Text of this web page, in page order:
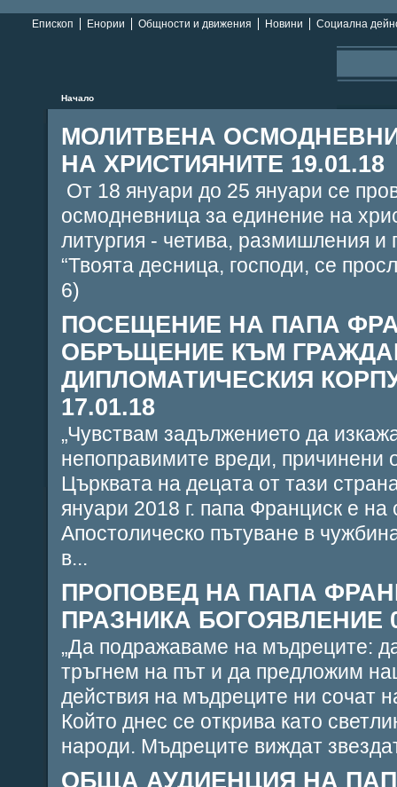
Епископ Енории Общности и движения Новини Социална
Начало
МОЛИТВЕНА
НА ХРИСТИЯНИТЕ 19.01.18
От 18 януари до 25 януари се
осмодневница за единение на
литургия - четива, размишления и
“Твоята десница, господи, се
6)
ПОСЕЩЕНИЕ НА ПАПА
ОБРЪЩЕНИЕ КЪМ
ДИПЛОМАТИЧЕСКИЯ
17.01.18
„Чувствам задължението да
непоправимите вреди, причинени
Църквата на децата от тази
януари 2018 г. папа Франциск е на
Апостолическо пътуване в
в...
ПРОПОВЕД НА ПАПА
ПРАЗНИКА БОГОЯВЛЕНИЕ
„Да подражаваме на мъдреците:
тръгнем на път и да предложим
действия на мъдреците ни сочат
Който днес се открива като
народи. Мъдреците виждат
ОБЩА АУДИЕНЦИЯ НА